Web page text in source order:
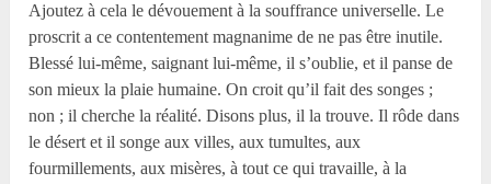
Ajoutez à cela le dévouement à la souffrance universelle. Le
proscrit a ce contentement magnanime de ne pas être inutile.
Blessé lui-même, saignant lui-même, il s’oublie, et il panse de
son mieux la plaie humaine. On croit qu’il fait des songes ;
non ; il cherche la réalité. Disons plus, il la trouve. Il rôde dans
le désert et il songe aux villes, aux tumultes, aux
fourmillements, aux misères, à tout ce qui travaille, à la